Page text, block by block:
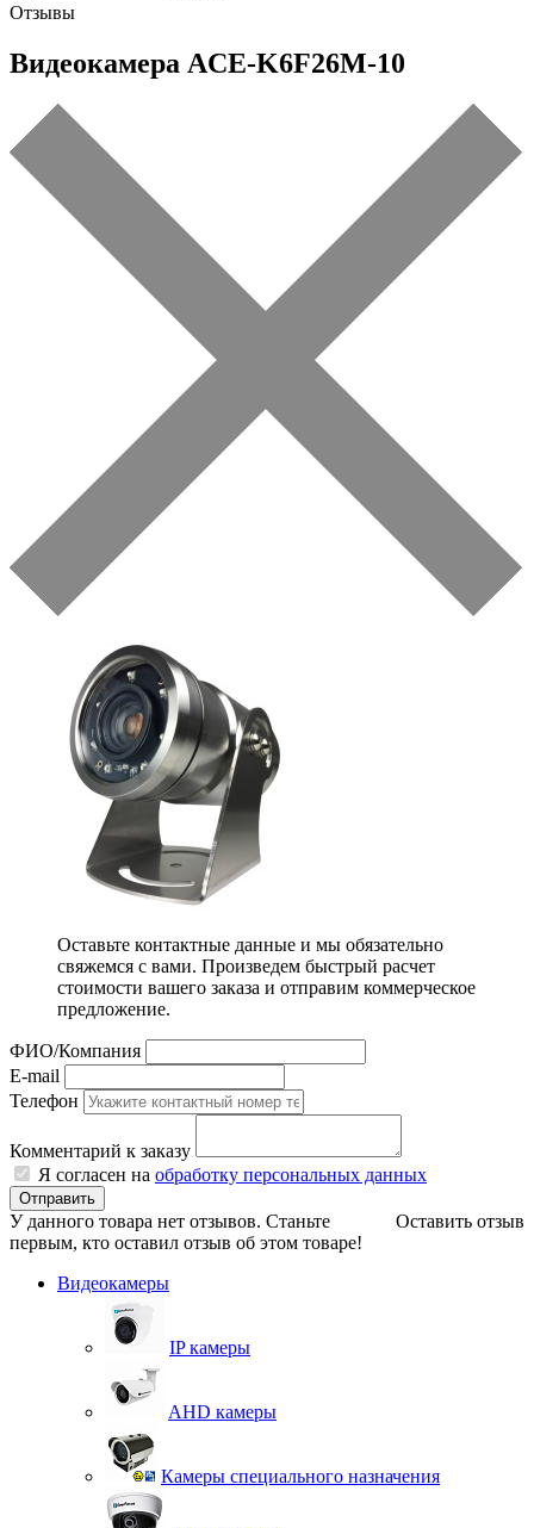
Отзывы
Видеокамера ACE-K6F26M-10
Оставьте контактные данные и мы обязательно
свяжемся с вами. Произведем быстрый расчет
стоимости вашего заказа и отправим коммерческое
предложение.
ФИО/Компания
E-mail
Телефон
Комментарий к заказу
Я согласен на обработку персональных данных
Отправить
Оставить отзыв
У данного товара нет отзывов. Станьте
первым, кто оставил отзыв об этом товаре!
Видеокамеры
IP камеры
AHD камеры
Камеры специального назначения